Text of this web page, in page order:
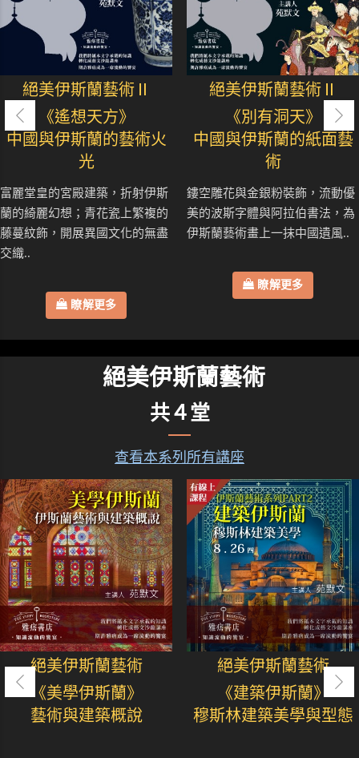
絕美伊斯蘭藝術Ⅱ
《遙想天方》
中國與伊斯蘭的藝術火
光
富麗堂皇的宮殿建築，折射伊斯
蘭的綺麗幻想；青花瓷上繁複的
藤蔓紋飾，開展異國文化的無盡
交織..
瞭解更多
絕美伊斯蘭藝術Ⅱ
《別有洞天》
中國與伊斯蘭的紙面藝
術
鏤空雕花與金銀粉裝飾，流動優
美的波斯字體與阿拉伯書法，為
伊斯蘭藝術畫上一抹中國遺風..
瞭解更多
絕美伊斯蘭藝術
共４堂
查看本系列所有講座
絕美伊斯蘭藝術
《美學伊斯蘭》
藝術與建築概說
絕美伊斯蘭藝術
《建築伊斯蘭》
穆斯林建築美學與型態